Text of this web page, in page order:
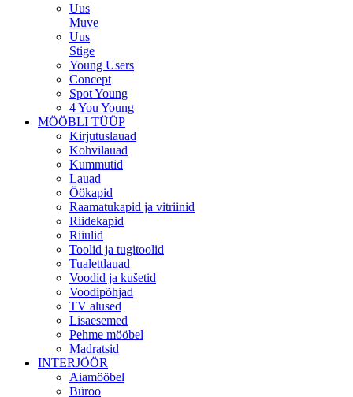
Uus
Muve
Uus
Stige
Young Users
Concept
Spot Young
4 You Young
MÖÖBLI TÜÜP
Kirjutuslauad
Kohvilauad
Kummutid
Lauad
Öökapid
Raamatukapid ja vitriinid
Riidekapid
Riiulid
Toolid ja tugitoolid
Tualettlauad
Voodid ja kušetid
Voodipõhjad
TV alused
Lisaesemed
Pehme mööbel
Madratsid
INTERJÖÖR
Aiamööbel
Büroo